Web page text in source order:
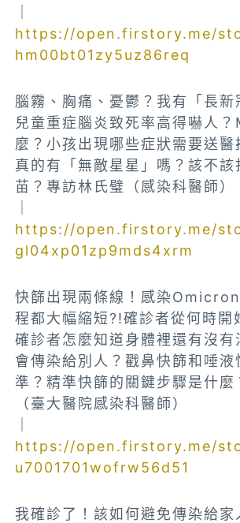
https://open.firstory.me/
hm00bt01zy5uz86req
腦霧、胸痛、憂鬱？我有「長新
兒童重症腦炎致死率高得嚇人
麼？小孩出現哪些症狀需要送醫
真的有「無敵星星」嗎？該不該
苗？專訪林氏璧（感染科醫師）
https://open.firstory.me/
gl04xp01zp9mds4xrm
快篩出現兩條線！感染
程都大幅縮短?!確診者從何時開
確診者怎麼知道身體裡還有沒有
會傳染給別人？戳鼻快篩和唾液
準？精準快篩的關鍵步驟是什麼
（臺大醫院感染科醫師）
https://open.firstory.me/
u7001701wofrw56d51
我確診了！該如何避免傳染給家